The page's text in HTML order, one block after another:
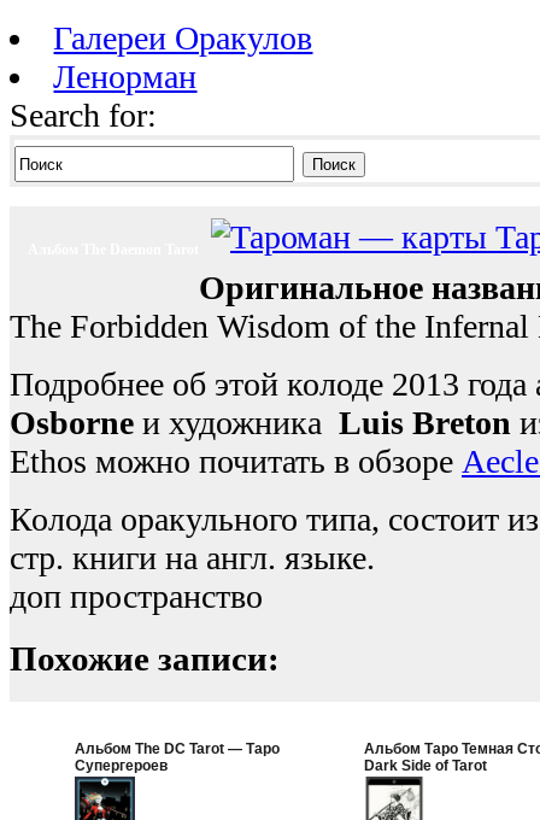
Галереи Оракулов
Ленорман
Search for:
Поиск
Оригинальное
The Forbidden Wisdom of the
Подробнее об этой колоде 2013 года
Osborne и художника Luis Breton
Ethos можно почитать в обзоре
Колода оракульного типа, состоит
стр. книги на англ. языке.
доп пространство
Похожие записи:
Альбом The DC Tarot — Таро
Супергероев
Альбом Таро Темная
Dark Side of Tarot